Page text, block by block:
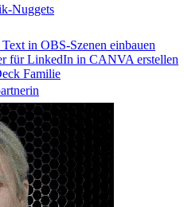
Nuggets
in OBS-Szenen einbauen
für LinkedIn in CANVA erstellen
Familie